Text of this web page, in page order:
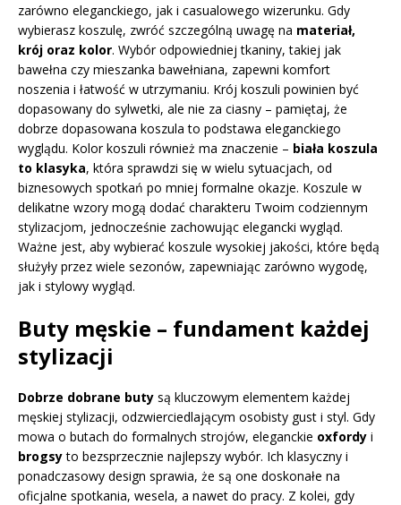
zarówno eleganckiego, jak i casualowego wizerunku. Gdy
wybierasz koszulę, zwróć szczególną uwagę na materiał,
krój oraz kolor. Wybór odpowiedniej tkaniny, takiej jak
bawełna czy mieszanka bawełniana, zapewni komfort
noszenia i łatwość w utrzymaniu. Krój koszuli powinien być
dopasowany do sylwetki, ale nie za ciasny – pamiętaj, że
dobrze dopasowana koszula to podstawa eleganckiego
wyglądu. Kolor koszuli również ma znaczenie – biała koszula
to klasyka, która sprawdzi się w wielu sytuacjach, od
biznesowych spotkań po mniej formalne okazje. Koszule w
delikatne wzory mogą dodać charakteru Twoim codziennym
stylizacjom, jednocześnie zachowując elegancki wygląd.
Ważne jest, aby wybierać koszule wysokiej jakości, które będą
służyły przez wiele sezonów, zapewniając zarówno wygodę,
jak i stylowy wygląd.
Buty męskie – fundament każdej
stylizacji
Dobrze dobrane buty są kluczowym elementem każdej
męskiej stylizacji, odzwierciedlającym osobisty gust i styl. Gdy
mowa o butach do formalnych strojów, eleganckie oxfordy i
brogsyto bezsprzecznie najlepszy wybór. Ich klasyczny i
ponadczasowy design sprawia, że są one doskonałe na
oficjalne spotkania, wesela, a nawet do pracy. Z kolei, gdy